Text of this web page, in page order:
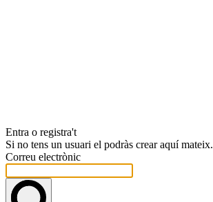
Entra o registra't
Si no tens un usuari el podràs crear aquí mateix.
Correu electrònic